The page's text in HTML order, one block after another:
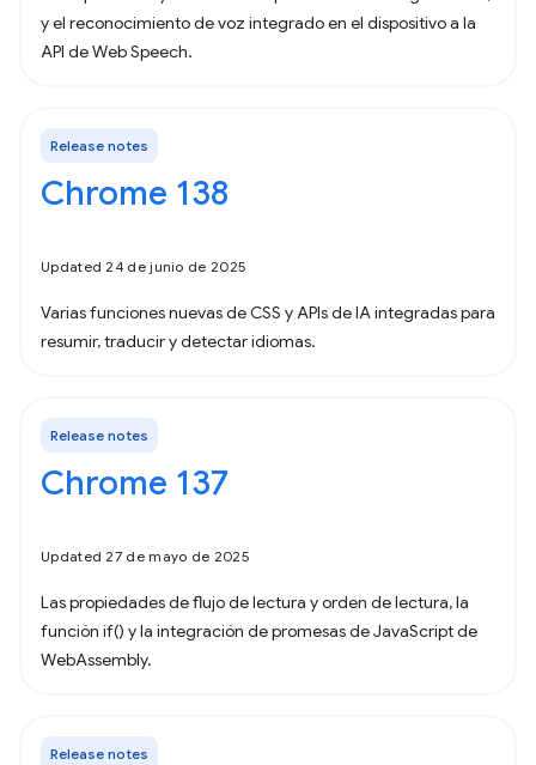
y el reconocimiento de voz integrado en el dispositivo a la
API de Web Speech.
Release notes
Chrome 138
Updated 24 de junio de 2025
Varias funciones nuevas de CSS y APIs de IA integradas para
resumir, traducir y detectar idiomas.
Release notes
Chrome 137
Updated 27 de mayo de 2025
Las propiedades de flujo de lectura y orden de lectura, la
función if() y la integración de promesas de JavaScript de
WebAssembly.
Release notes